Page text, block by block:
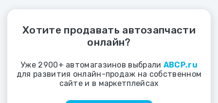
Хотите продавать автозапчасти
онлайн?
Уже 2900+ автомагазинов выбрали ABCP.ru
для развития онлайн-продаж на собственном
сайте и в маркетплейсах